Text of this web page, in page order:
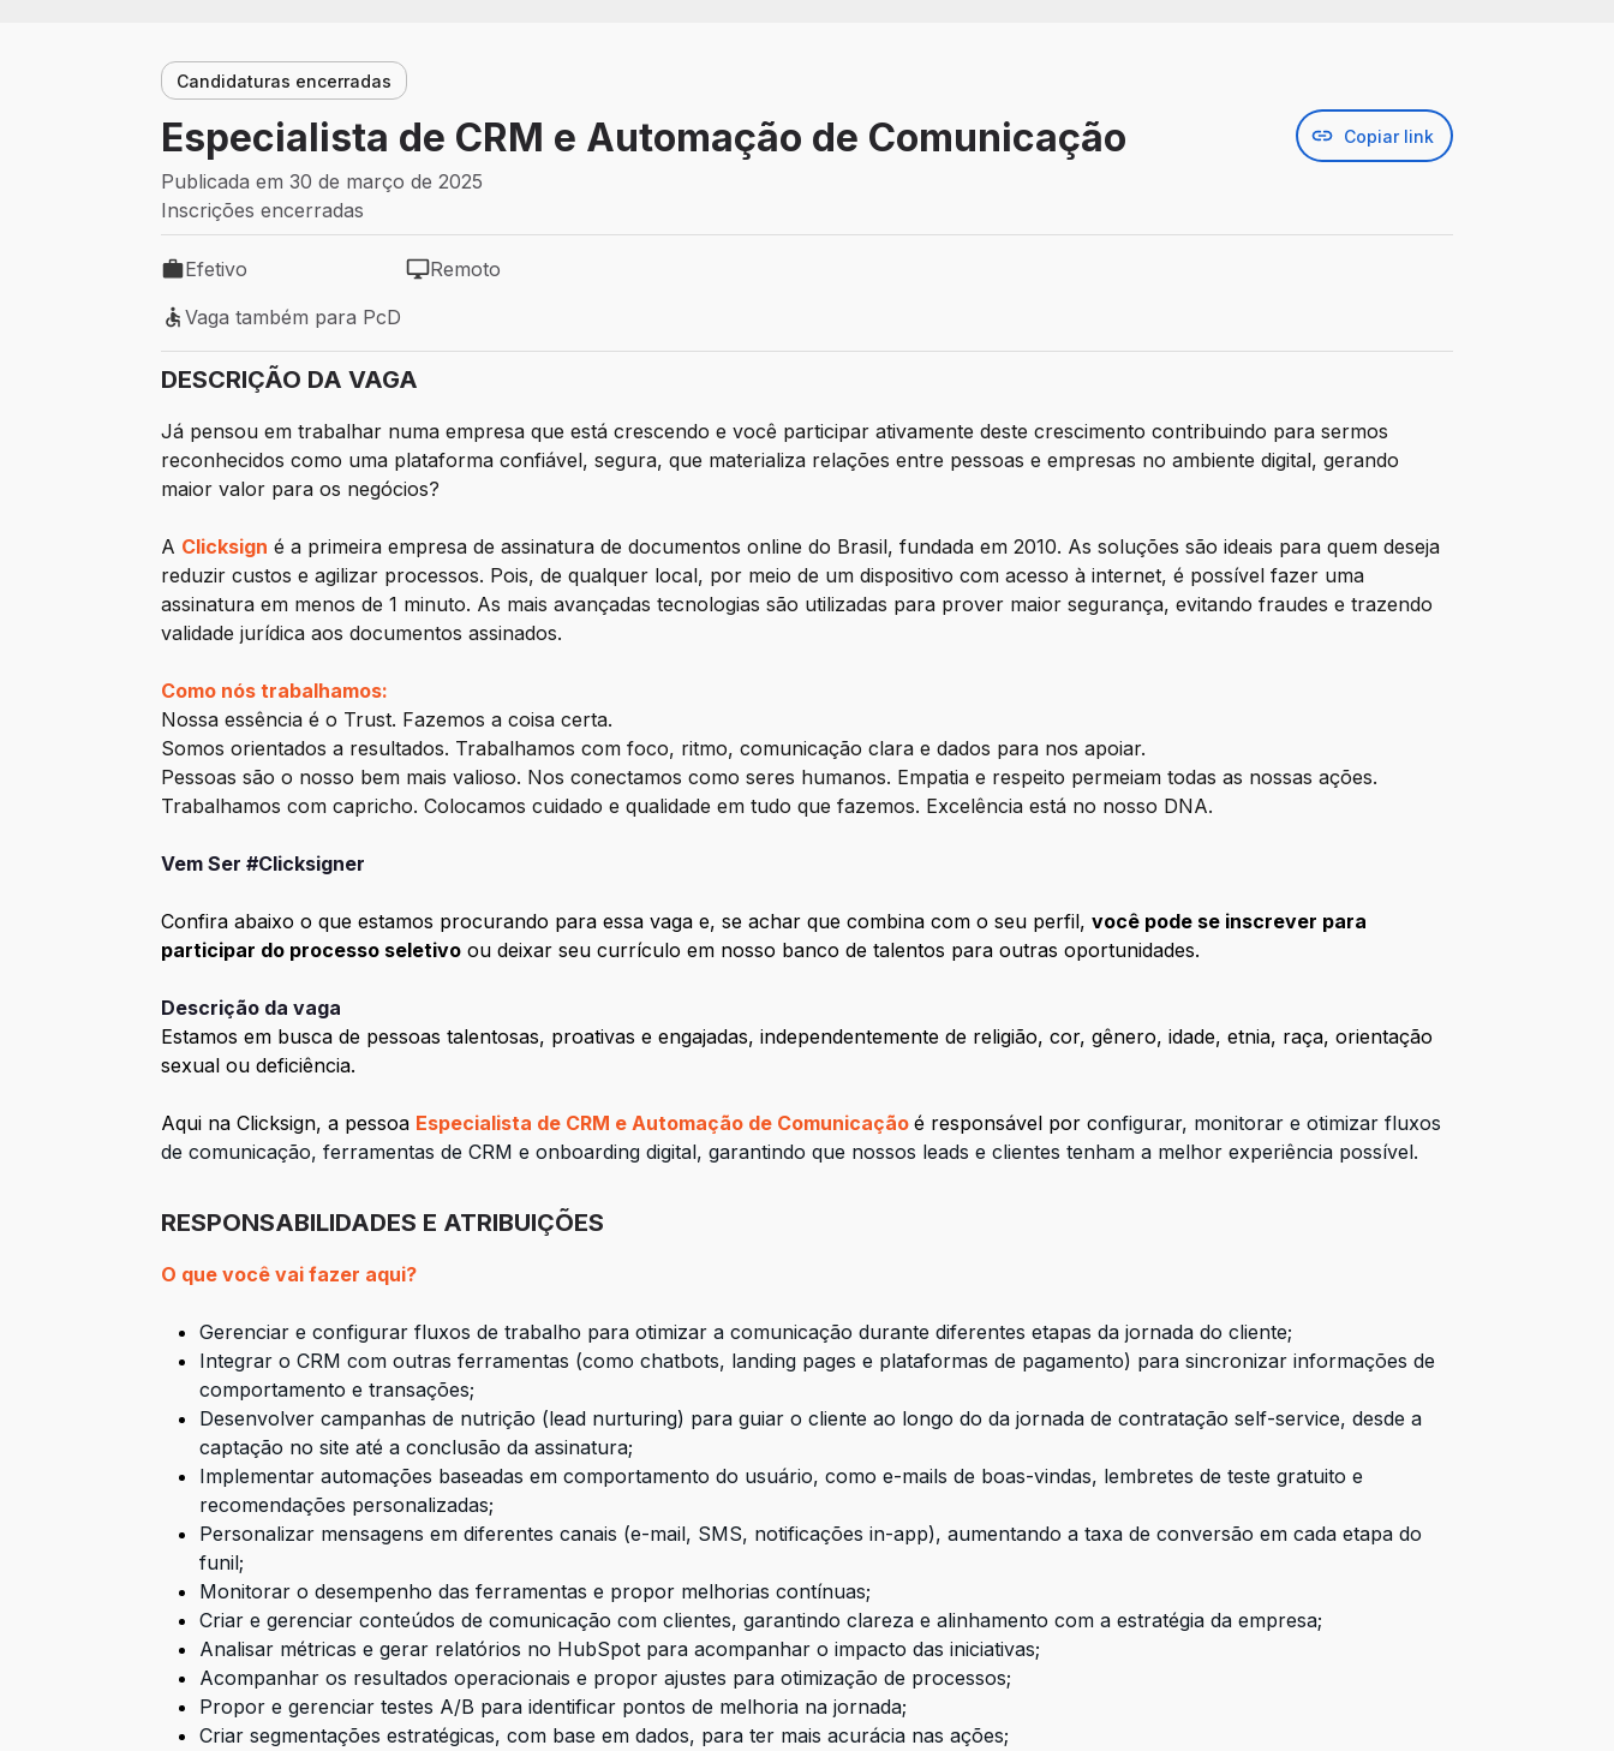
Candidaturas encerradas
Especialista de CRM e Automação de Comunicação Copiar link
Publicada em 30 de março de 2025
Inscrições encerradas
Tipo de vaga: Efetivo
Efetivo
Modelo de trabalho: Remoto
Remoto
Vaga também para PcD
Vaga também para PcD
DESCRIÇÃO DA VAGA
Já pensou em trabalhar numa empresa que está crescendo e você participar ativamente deste crescimento contribuindo para sermos
reconhecidos como uma plataforma confiável, segura, que materializa relações entre pessoas e empresas no ambiente digital, gerando
maior valor para os negócios?
A Clicksign é a primeira empresa de assinatura de documentos online do Brasil, fundada em 2010. As soluções são ideais para quem deseja
reduzir custos e agilizar processos. Pois, de qualquer local, por meio de um dispositivo com acesso à internet, é possível fazer uma
assinatura em menos de 1 minuto. As mais avançadas tecnologias são utilizadas para prover maior segurança, evitando fraudes e trazendo
validade jurídica aos documentos assinados.
Como nós trabalhamos:
Nossa essência é o Trust. Fazemos a coisa certa.
Somos orientados a resultados. Trabalhamos com foco, ritmo, comunicação clara e dados para nos apoiar.
Pessoas são o nosso bem mais valioso. Nos conectamos como seres humanos. Empatia e respeito permeiam todas as nossas ações.
Trabalhamos com capricho. Colocamos cuidado e qualidade em tudo que fazemos. Excelência está no nosso DNA.
Vem Ser #Clicksigner
Confira abaixo o que estamos procurando para essa vaga e, se achar que combina com o seu perfil,você pode se inscrever para
participar do processo seletivo ou deixar seu currículo em nosso banco de talentos para outras oportunidades.
Descrição da vaga
Estamos em busca de pessoas talentosas, proativas e engajadas, independentemente de religião, cor, gênero, idade, etnia, raça, orientação
sexual ou deficiência.
Aqui na Clicksign, a pessoa Especialista de CRM e Automação de Comunicaçãoé responsável por configurar, monitorar e otimizar fluxos
de comunicação, ferramentas de CRM e onboarding digital, garantindo que nossos leads e clientes tenham a melhor experiência possível.
RESPONSABILIDADES E ATRIBUIÇÕES
O que você vai fazer aqui?
Gerenciar e configurar fluxos de trabalho para otimizar a comunicação durante diferentes etapas da jornada do cliente;
Integrar o CRM com outras ferramentas (como chatbots, landing pages e plataformas de pagamento) para sincronizar informações de
comportamento e transações;
Desenvolver campanhas de nutrição (lead nurturing) para guiar o cliente ao longo do da jornada de contratação self-service, desde a
captação no site até a conclusão da assinatura;
Implementar automações baseadas em comportamento do usuário, como e-mails de boas-vindas, lembretes de teste gratuito e
recomendações personalizadas;
Personalizar mensagens em diferentes canais (e-mail, SMS, notificações in-app), aumentando a taxa de conversão em cada etapa do
funil;
Monitorar o desempenho das ferramentas e propor melhorias contínuas;
Criar e gerenciar conteúdos de comunicação com clientes, garantindo clareza e alinhamento com a estratégia da empresa;
Analisar métricas e gerar relatórios no HubSpot para acompanhar o impacto das iniciativas;
Acompanhar os resultados operacionais e propor ajustes para otimização de processos;
Propor e gerenciar testes A/B para identificar pontos de melhoria na jornada;
Criar segmentações estratégicas, com base em dados, para ter mais acurácia nas ações;